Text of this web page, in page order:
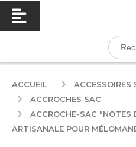
ACCUEIL
ACCESSOIRES
ACCROCHES SAC
ACCROCHE-SAC "NOTES
ARTISANALE POUR